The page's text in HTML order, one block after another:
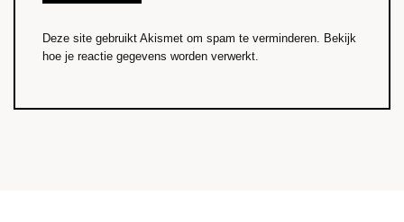
Deze site gebruikt Akismet om spam te verminderen. Bekijk
hoe je reactie gegevens worden verwerkt.